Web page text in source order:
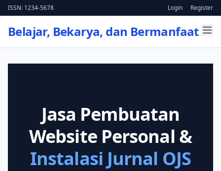
ISSN: 1234-5678 Login Register
Belajar, Bekarya, dan Bermanfaat
Jasa Pembuatan
Website Personal &
Instalasi Jurnal OJS